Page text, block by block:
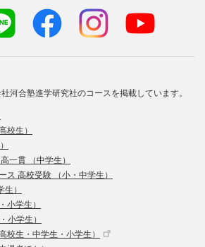
河合塾進学研究社のコースを掲載しています。
校生）
一貫 （中学生）
ス 高校受験 （小・中学生）
）
小学生）
小学生）
校生・中学生・小学生）